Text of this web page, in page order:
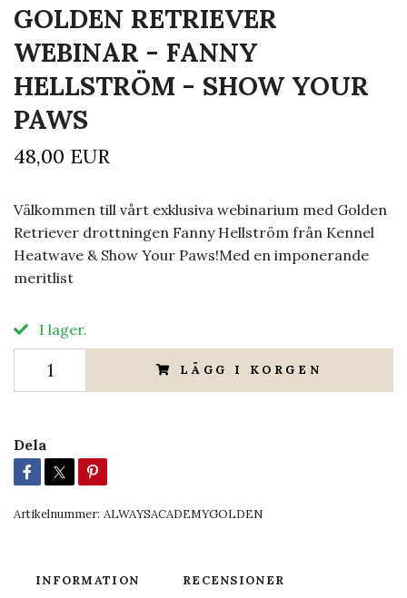
GOLDEN RETRIEVER
WEBINAR - FANNY
HELLSTRÖM - SHOW YOUR
PAWS
48,00 EUR
Välkommen till vårt exklusiva webinarium med Golden
Retriever drottningen Fanny Hellström från Kennel
Heatwave & Show Your Paws!Med en imponerande
meritlist
I lager.
LÄGG I KORGEN
Dela
Artikelnummer: ALWAYSACADEMYGOLDEN
INFORMATION RECENSIONER